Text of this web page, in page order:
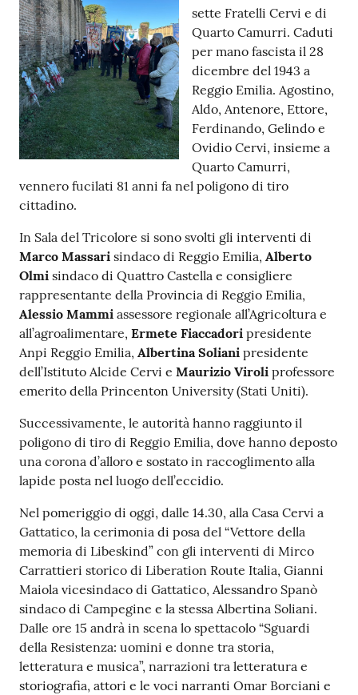
Seguici
su
sette Fratelli Cervi e di
Quarto Camurri. Caduti
per mano fascista il 28
dicembre del 1943 a
Reggio Emilia. Agostino,
Aldo, Antenore, Ettore,
Ferdinando, Gelindo e
Ovidio Cervi, insieme a
Quarto Camurri,
vennero fucilati 81 anni fa nel poligono di tiro
cittadino.
In Sala del Tricolore si sono svolti gli interventi di
Marco Massari sindaco di Reggio Emilia, Alberto
Olmi sindaco di Quattro Castella e consigliere
rappresentante della Provincia di Reggio Emilia,
Alessio Mammi assessore regionale all’Agricoltura e
all’agroalimentare, Ermete Fiaccadori presidente
Anpi Reggio Emilia, Albertina Soliani presidente
dell’Istituto Alcide Cervi e Maurizio Viroli professore
emerito della Princenton University (Stati Uniti).
Successivamente, le autorità hanno raggiunto il
poligono di tiro di Reggio Emilia, dove hanno deposto
una corona d’alloro e sostato in raccoglimento alla
lapide posta nel luogo dell’eccidio.
Nel pomeriggio di oggi, dalle 14.30, alla Casa Cervi a
Gattatico, la cerimonia di posa del “Vettore della
memoria di Libeskind” con gli interventi di Mirco
Carrattieri storico di Liberation Route Italia, Gianni
Maiola vicesindaco di Gattatico, Alessandro Spanò
sindaco di Campegine e la stessa Albertina Soliani.
Dalle ore 15 andrà in scena lo spettacolo “Sguardi
della Resistenza: uomini e donne tra storia,
letteratura e musica”, narrazioni tra letteratura e
storiografia, attori e le voci narranti Omar Borciani e